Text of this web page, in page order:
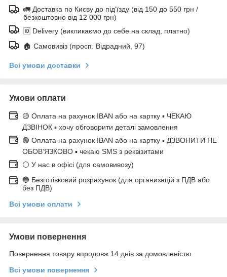
🚛 Доставка по Києву до під'їзду (від 150 до 550 грн /
безкоштовно від 12 000 грн)
🆔 Delivery (викликаємо до себе на склад, платно)
🏠 Самовивіз (просп. Відрадний, 97)
Всі умови доставки
Умови оплати
🟡 Оплата на рахунок IBAN або на картку ▪ ЧЕКАЮ
ДЗВІНОК ▪ хочу обговорити деталі замовлення
🟢 Оплата на рахунок IBAN або на картку ▪ ДЗВОНИТИ НЕ
ОБОВ'ЯЗКОВО ▪ чекаю SMS з реквізитами
⚪ У нас в офісі (для самовивозу)
🔵 Безготівковий розрахунок (для организацій з ПДВ або
без ПДВ)
Всі умови оплати
Умови повернення
Повернення товару впродовж 14 днів за домовленістю
Всі умови повернення